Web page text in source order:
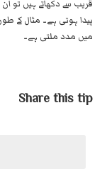
قریب سے دکھاتے ہیں تو
پیدا ہوتی ہے۔ مثال کے
میں مدد ملتی ہے۔
Share this tip